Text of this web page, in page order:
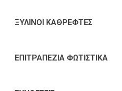
ΞΥΛΙΝΟΙ ΚΑΘΡΕΦΤΕΣ
ΕΠΙΤΡΑΠΕΖΙΑ ΦΩΤΙΣΤΙΚΑ